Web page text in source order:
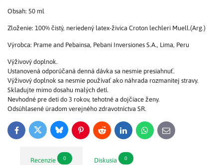
Obsah: 50 ml
Zloženie: 100% čistý, neriedený latex-živica Croton lechleri Muell.(Arg.)
Výrobca: Prame and Pebainsa, Pebani Inversiones S.A., Lima, Peru
Výživový doplnok.
Ustanovená odporúčaná denná dávka sa nesmie presiahnuť.
Výživový doplnok sa nesmie používať ako náhrada rozmanitej stravy.
Skladujte mimo dosahu malých detí.
Nevhodné pre deti do 3 rokov, tehotné a dojčiace ženy.
Odsúhlasené úradom verejného zdravotníctva SR.
FacebookTwitter BlueskyPinterestReddit LinkedInWhatsApp
E-
mail
Recenzie 0 Diskusia 0